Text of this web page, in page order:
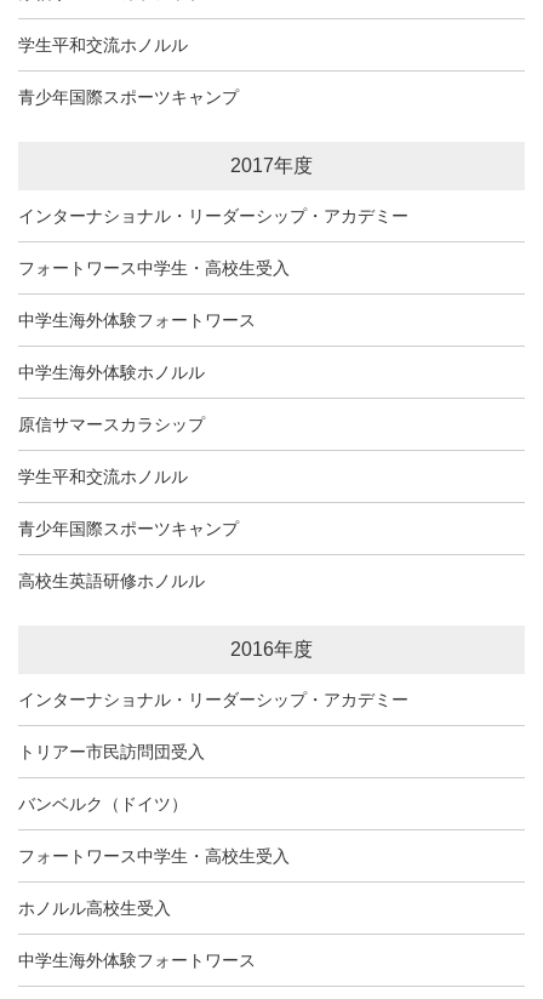
学生平和交流ホノルル
青少年国際スポーツキャンプ
2017年度
インターナショナル・リーダーシップ・アカデミー
フォートワース中学生・高校生受入
中学生海外体験フォートワース
中学生海外体験ホノルル
原信サマースカラシップ
学生平和交流ホノルル
青少年国際スポーツキャンプ
高校生英語研修ホノルル
2016年度
インターナショナル・リーダーシップ・アカデミー
トリアー市民訪問団受入
バンベルク（ドイツ）
フォートワース中学生・高校生受入
ホノルル高校生受入
中学生海外体験フォートワース